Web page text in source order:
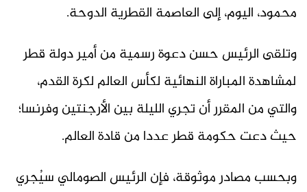
محمود، اليوم، إلى العاصمة القطرية الدوحة.
وتلقى الرئيس حسن دعوة رسمية من أمير دولة قطر
لمشاهدة المباراة النهائية لكأس العالم لكرة القدم،
والتي من المقرر أن تجري الليلة بين الأرجنتين وفرنسا؛
حيث دعت حكومة قطر عددا من قادة العالم.
وبحسب مصادر موثوقة، فإن الرئيس الصومالي سيُجري